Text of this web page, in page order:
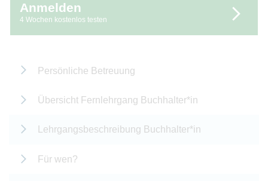
Anmelden
4 Wochen kostenlos testen
Persönliche Betreuung
Übersicht Fernlehrgang Buchhalter*in
Lehrgangsbeschreibung Buchhalter*in
Für wen?